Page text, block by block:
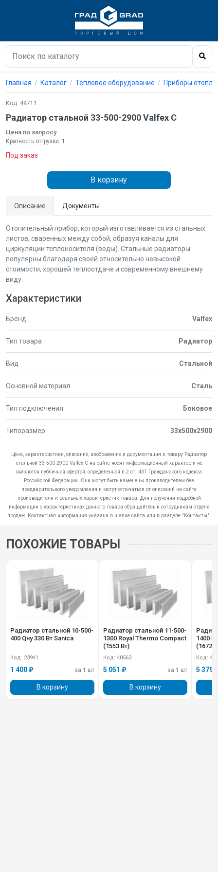
Главная Каталог Тепловое оборудование Приборы
Код: 49711
Радиатор стальной 33-500-2900 Valfex C
Цена по запросу
Кратность отгрузки: 1
Под заказ
В корзину
Описание Документы
Отопительный прибор, который изготавливается из стальных
листов, сваренных между собой, образуя каналы для
циркуляции теплоносителя (воды). Стальные радиаторы
популярны благодаря своей относительно невысокой
стоимости, хорошей теплоотдаче и современному внешнему
виду.
Характеристики
Бренд Valfex
Тип товара Радиатор
Вид Стальной
Основной материал Сталь
Тип подключения Боковое
Типоразмер 33x500x2900
Цена, характеристики, описание, изображение и документация к товару Радиатор
стальной 33-500-2900 Valfex C на сайте носят информационный характер и не
являются публичной офертой, определенной п.2 ст. 437 Гражданского кодекса
Российской Федерации. Они могут быть изменены производителем без
предварительного уведомления и могут отличаться от описаний на сайте
производителя и реальных характеристик товара. Для получения подробной
информации о характеристиках данного товара обращайтесь к сотрудникам отдела
продаж. Контактная информация указана в шапке сайта или в разделе "Контакты".
ПОХОЖИЕ ТОВАРЫ
Радиатор стальной 10-500-
400 Qну 330 Вт Sanica
Код: 23941
1 400 ₽ за 1 шт
В корзину
Радиатор стальной 11-500-
1300 Royal Thermo Compact
(1553 Вт)
Код: 40563
5 051 ₽ за 1 шт
В корзину
1400
(1672
Код:
5 379